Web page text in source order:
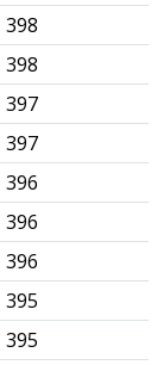
398
398
397
397
396
396
396
395
395